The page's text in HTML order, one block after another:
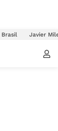
Brasil Javier